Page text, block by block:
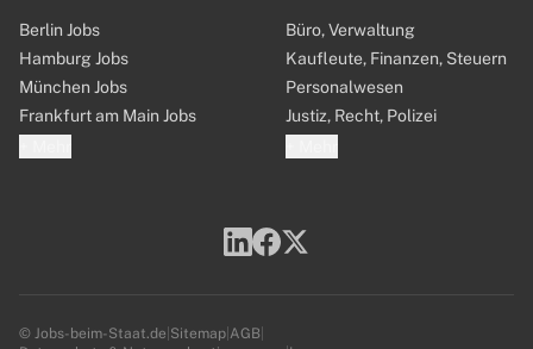
Berlin Jobs
Hamburg Jobs
München Jobs
Frankfurt am Main Jobs
Büro, Verwaltung
Kaufleute, Finanzen, Steuern
Personalwesen
Justiz, Recht, Polizei
© Jobs-beim-Staat.de Sitemap AGB